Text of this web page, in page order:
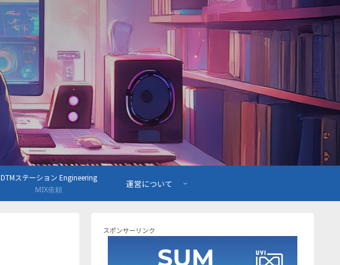
DTMステーション Engineering
MIX依頼
運営について
スポンサーリンク